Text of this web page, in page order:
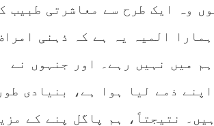
وہ ایک طرح سے معاشرتی طبیب
المیہ یہ ہے کہ ذہنی
میں نہیں رہے۔ اور جنہوں نے
ذمے لیا ہوا ہے، بنیادی
نتیجتاً، ہم پاگل پنے کے